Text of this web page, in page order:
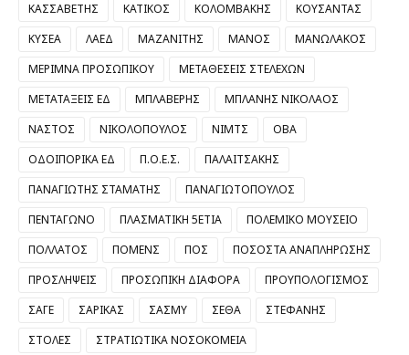
ΚΑΣΣΑΒΕΤΗΣ
ΚΑΤΙΚΟΣ ΚΟΛΟΜΒΑΚΗΣ
ΚΟΥΣΑΝΤΑΣ
ΚΥΣΕΑ
ΛΑΕΔ ΜΑΖΑΝΙΤΗΣ ΜΑΝΟΣ
ΜΑΝΩΛΑΚΟΣ
ΜΕΡΙΜΝΑ ΠΡΟΣΩΠΙΚΟΥ
ΜΕΤΑΘΕΣΕΙΣ ΣΤΕΛΕΧΩΝ
ΜΕΤΑΤΑΞΕΙΣ ΕΔ
ΜΠΛΑΒΕΡΗΣ
ΜΠΛΑΝΗΣ ΝΙΚΟΛΑΟΣ
ΝΑΣΤΟΣ
ΝΙΚΟΛΟΠΟΥΛΟΣ ΝΙΜΤΣ
ΟΒΑ
ΟΔΟΙΠΟΡΙΚΑ ΕΔ
Π.Ο.Ε.Σ.
ΠΑΛΑΙΤΣΑΚΗΣ
ΠΑΝΑΓΙΩΤΗΣ ΣΤΑΜΑΤΗΣ
ΠΑΝΑΓΙΩΤΟΠΟΥΛΟΣ
ΠΕΝΤΑΓΩΝΟ
ΠΛΑΣΜΑΤΙΚΗ 5ΕΤΙΑ
ΠΟΛΕΜΙΚΟ ΜΟΥΣΕΙΟ
ΠΟΛΛΑΤΟΣ
ΠΟΜΕΝΣ ΠΟΣ
ΠΟΣΟΣΤΑ ΑΝΑΠΛΗΡΩΣΗΣ
ΠΡΟΣΛΗΨΕΙΣ
ΠΡΟΣΩΠΙΚΗ ΔΙΑΦΟΡΑ
ΠΡΟΥΠΟΛΟΓΙΣΜΟΣ
ΣΑΓΕ
ΣΑΡΙΚΑΣ ΣΑΣΜΥ ΣΕΘΑ
ΣΤΕΦΑΝΗΣ
ΣΤΟΛΕΣ
ΣΤΡΑΤΙΩΤΙΚΑ ΝΟΣΟΚΟΜΕΙΑ